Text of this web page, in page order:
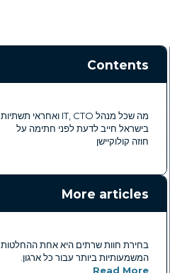
Contents
מה שכל מנהל IT, CTO ואחראי תשתיות
בישראל חייב לדעת לפני חתימה על
חוזה קולוקיישן
More articles
בחירת חוות שרתים היא אחת ההחלטות
המשמעותיות ביותר עבור כל ארגון.
Read More